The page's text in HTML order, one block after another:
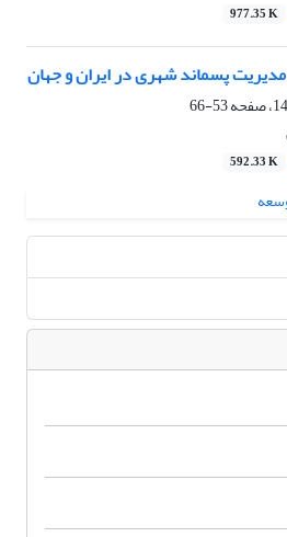
977.35 K
پسماند شهری در ایران و جهان
53-66
592.33 K